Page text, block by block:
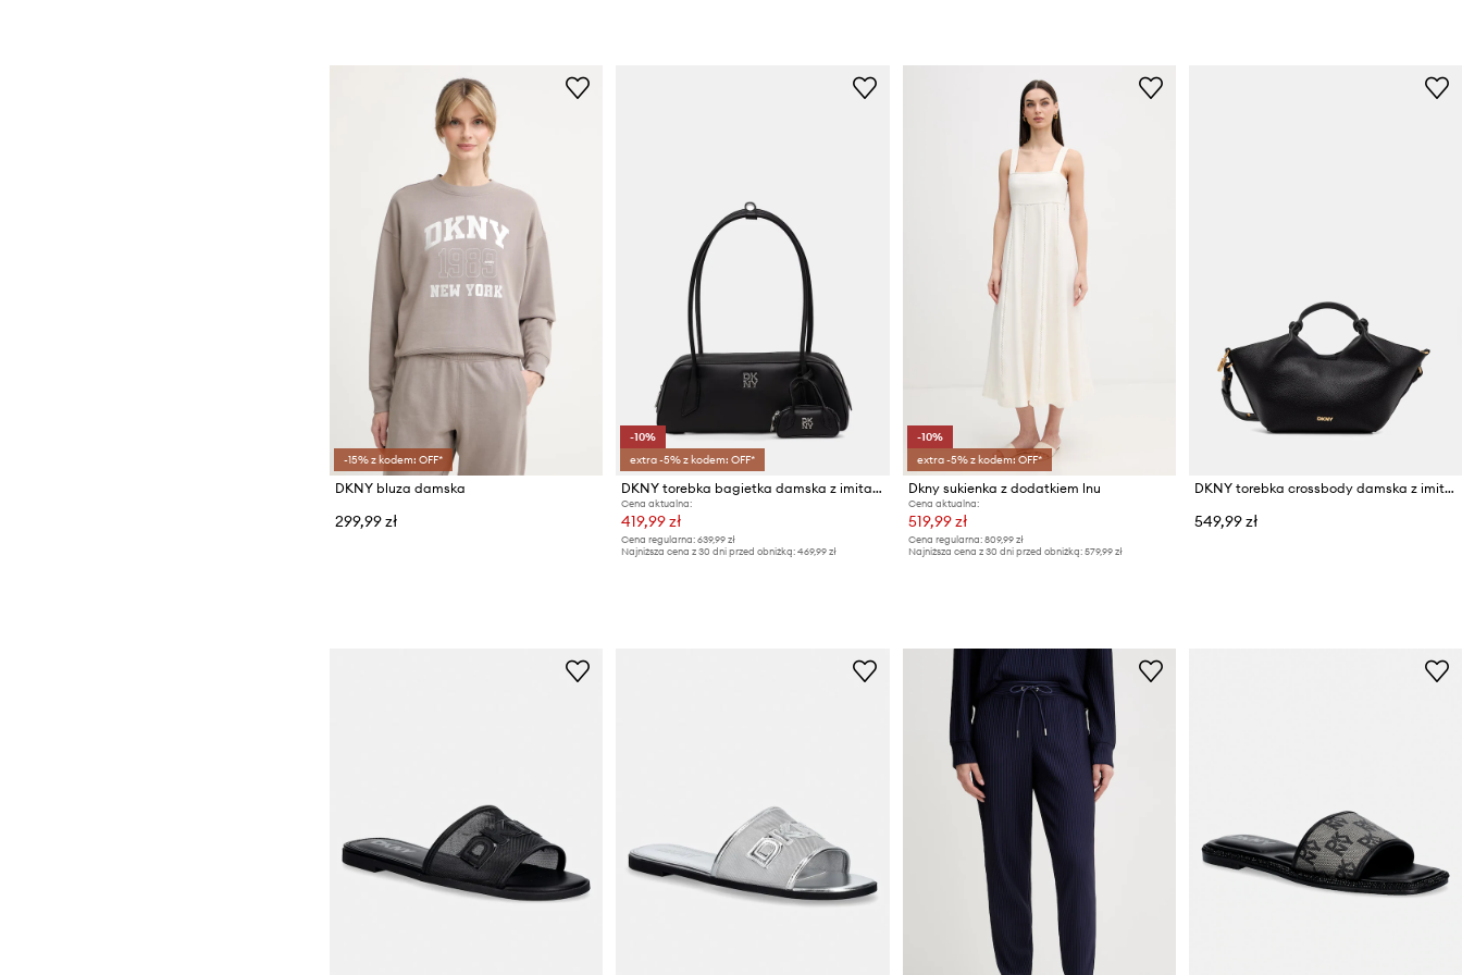
-15% z kodem: OFF*
DKNY bluza damska
299,99 zł
-10%
extra -5% z kodem: OFF*
DKNY torebka bagietka damska z imitacji skóry TIANA
Cena aktualna:
419,99 zł
Cena regularna: 639,99 zł
Najniższa cena z 30 dni przed obniżką: 469,99 zł
-10%
extra -5% z kodem: OFF*
Dkny sukienka z dodatkiem lnu
Cena aktualna:
519,99 zł
Cena regularna: 809,99 zł
Najniższa cena z 30 dni przed obniżką: 579,99 zł
DKNY torebka crossbody damska z imitacji skóry PAULA
549,99 zł